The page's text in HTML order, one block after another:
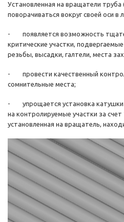
Установленная на вращатели труба
поворачиваться вокруг своей оси
- появляется возможность
критические участки,
резьбы, высадки, галтели, места
- провести качественный
сомнительные места;
- упрощается установка катушки
на контролируемые участки за счет
установленная на вращатель,